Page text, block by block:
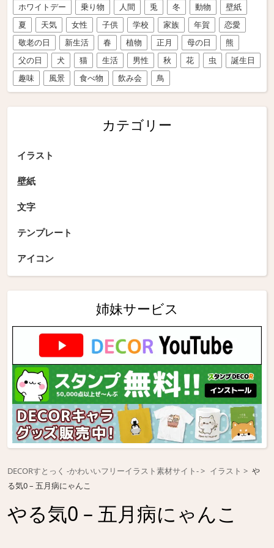
ホワイトデー
乗り物 人間 兎 冬 動物
壁紙
夏
天気 女性 子供 学校 家族 年賀
恋愛
敬老の日
新生活 春 植物 正月 母の日
熊
父の日
犬 猫 生活 男性 秋 花 虫
誕生日
趣味
風景 食べ物 飲み会 鳥
カテゴリー
イラスト
壁紙
文字
テンプレート
アイコン
姉妹サービス
DECORすとっく -かわいいフリーイラスト素材サイト- イラスト
や
る気0 – 五月病にゃんこ
やる気0 – 五月病にゃんこ